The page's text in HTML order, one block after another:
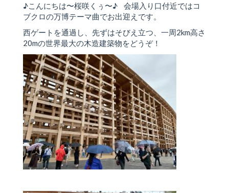
♪こんにちは〜桜咲くぅ〜♪ 会場入り口付近ではコ
ブクロの万博テーマ曲でお出迎えです。
西ゲートを通過し、先ずはそびえ立つ、一周2km高さ
20mの世界最大の木造建築物をどうぞ！